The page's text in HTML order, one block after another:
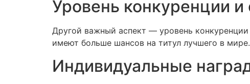
Уровень конкуренции и
Другой важный аспект — уровень
имеют больше шансов на титул лучшего в мире.
Индивидуальные